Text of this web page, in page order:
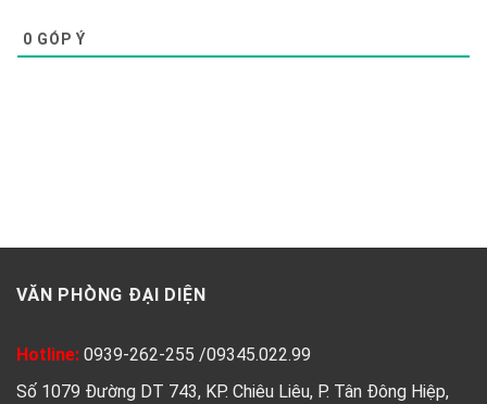
0 GÓP Ý
VĂN PHÒNG ĐẠI DIỆN
Hotline: 0939-262-255 /09345.022.99
Số 1079 Đường DT 743, KP. Chiêu Liêu, P. Tân Đông Hiệp,